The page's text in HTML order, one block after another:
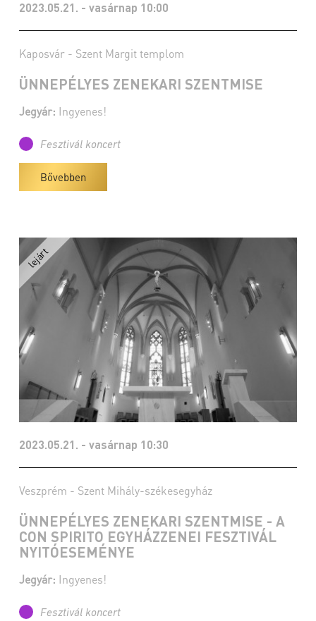
2023.05.21. - vasárnap 10:00
Kaposvár - Szent Margit templom
ÜNNEPÉLYES ZENEKARI SZENTMISE
Jegyár: Ingyenes!
Fesztivál koncert
Bővebben
2023.05.21. - vasárnap 10:30
Veszprém - Szent Mihály-székesegyház
ÜNNEPÉLYES ZENEKARI SZENTMISE - A
CON SPIRITO EGYHÁZZENEI FESZTIVÁL
NYITÓESEMÉNYE
Jegyár: Ingyenes!
Fesztivál koncert